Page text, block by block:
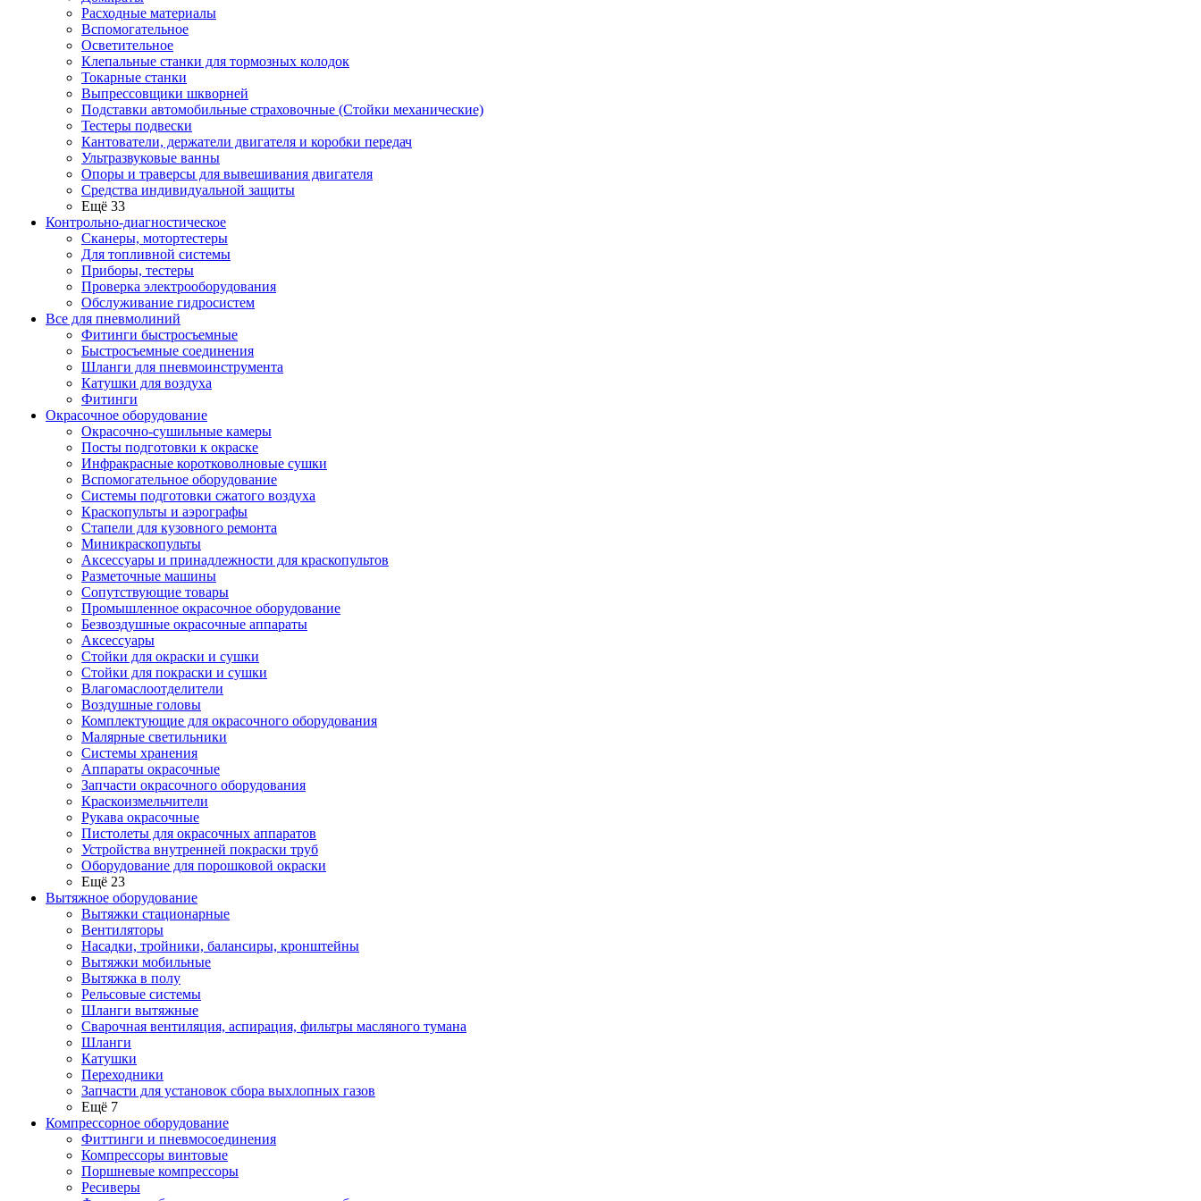
Расходные материалы
Вспомогательное
Осветительное
Клепальные станки для тормозных колодок
Токарные станки
Выпрессовщики шкворней
Подставки автомобильные страховочные (Стойки механические)
Тестеры подвески
Кантователи, держатели двигателя и коробки передач
Ультразвуковые ванны
Опоры и траверсы для вывешивания двигателя
Средства индивидуальной защиты
Ещё 33
Контрольно-диагностическое
Сканеры, мотортестеры
Для топливной системы
Приборы, тестеры
Проверка электрооборудования
Обслуживание гидросистем
Все для пневмолиний
Фитинги быстросъемные
Быстросъемные соединения
Шланги для пневмоинструмента
Катушки для воздуха
Фитинги
Окрасочное оборудование
Окрасочно-сушильные камеры
Посты подготовки к окраске
Инфракрасные коротковолновые сушки
Вспомогательное оборудование
Системы подготовки сжатого воздуха
Краскопульты и аэрографы
Стапели для кузовного ремонта
Миникраскопульты
Аксессуары и принадлежности для краскопультов
Разметочные машины
Сопутствующие товары
Промышленное окрасочное оборудование
Безвоздушные окрасочные аппараты
Аксессуары
Стойки для окраски и сушки
Стойки для покраски и сушки
Влагомаслоотделители
Воздушные головы
Комплектующие для окрасочного оборудования
Малярные светильники
Системы хранения
Аппараты окрасочные
Запчасти окрасочного оборудования
Краскоизмельчители
Рукава окрасочные
Пистолеты для окрасочных аппаратов
Устройства внутренней покраски труб
Оборудование для порошковой окраски
Ещё 23
Вытяжное оборудование
Вытяжки стационарные
Вентиляторы
Насадки, тройники, балансиры, кронштейны
Вытяжки мобильные
Вытяжка в полу
Рельсовые системы
Шланги вытяжные
Сварочная вентиляция, аспирация, фильтры масляного тумана
Шланги
Катушки
Переходники
Запчасти для установок сбора выхлопных газов
Ещё 7
Компрессорное оборудование
Фиттинги и пневмосоединения
Компрессоры винтовые
Поршневые компрессоры
Ресиверы